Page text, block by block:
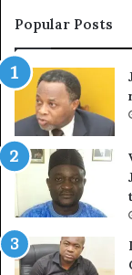
sous
Popular Posts